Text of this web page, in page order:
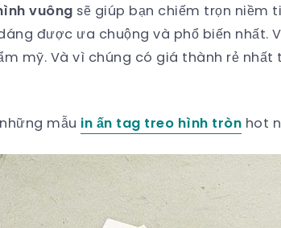
vuông sẽ giúp bạn chiếm trọn niềm
được ưa chuộng và phổ biến nhất.
mỹ. Và vì chúng có giá thành rẻ
mẫu in ấn tag treo hình tròn hot